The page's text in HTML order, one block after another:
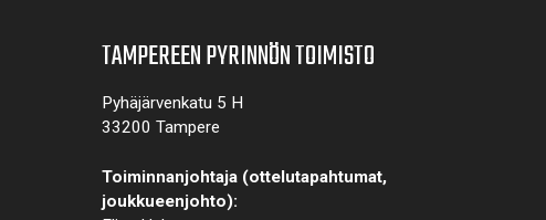
TAMPEREEN PYRINNÖN TOIMISTO
Pyhäjärvenkatu 5 H
33200 Tampere
Toiminnanjohtaja (ottelutapahtumat,
joukkueenjohto):